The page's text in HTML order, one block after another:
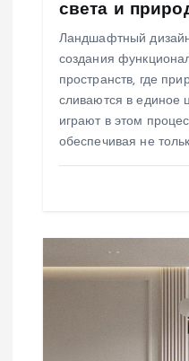
света и
Ландшафтный дизайн
создания
пространств, где
сливаются в единое
играют в этом
обеспечивая не